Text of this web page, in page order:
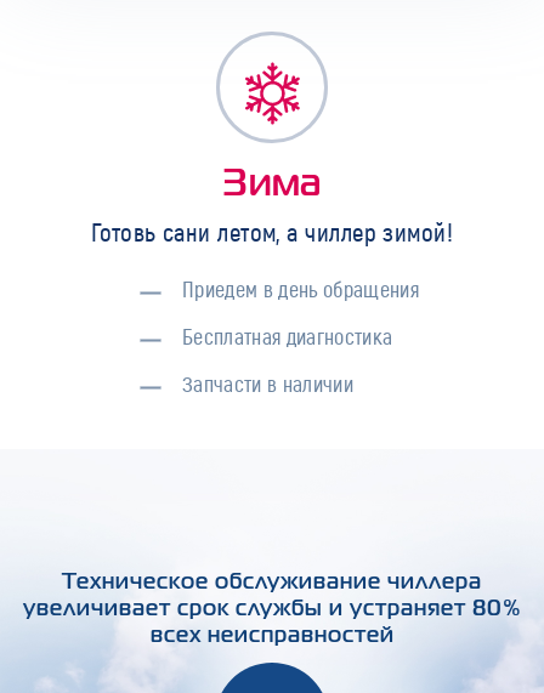
Зима
Готовь сани летом, а чиллер зимой!
Приедем в день обращения
Бесплатная диагностика
Запчасти в наличии
Техническое обслуживание чиллера
увеличивает срок службы и устраняет 80%
всех неисправностей